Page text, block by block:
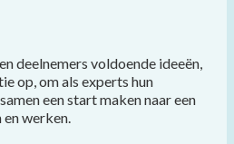
deelnemers voldoende ideeën,
op, om als experts hun
een start maken naar een
en werken.